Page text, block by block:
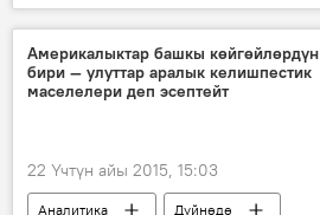
Жаңылыктар
Ой-пикир
Токтогул Какчекеев
Америкалыктар башкы көйгөйлөрдүн
бири — улуттар аралык келишпестик
маселелери деп эсептейт
22 Үчтүн айы 2015, 15:03
Аналитика Дүйнөдө